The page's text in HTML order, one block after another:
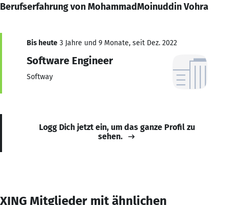
Berufserfahrung von MohammadMoinuddin Vohra
Bis heute 3 Jahre und 9 Monate, seit Dez. 2022
Software Engineer
Softway
Logg Dich jetzt ein, um das ganze Profil zu
sehen.
XING Mitglieder mit ähnlichen